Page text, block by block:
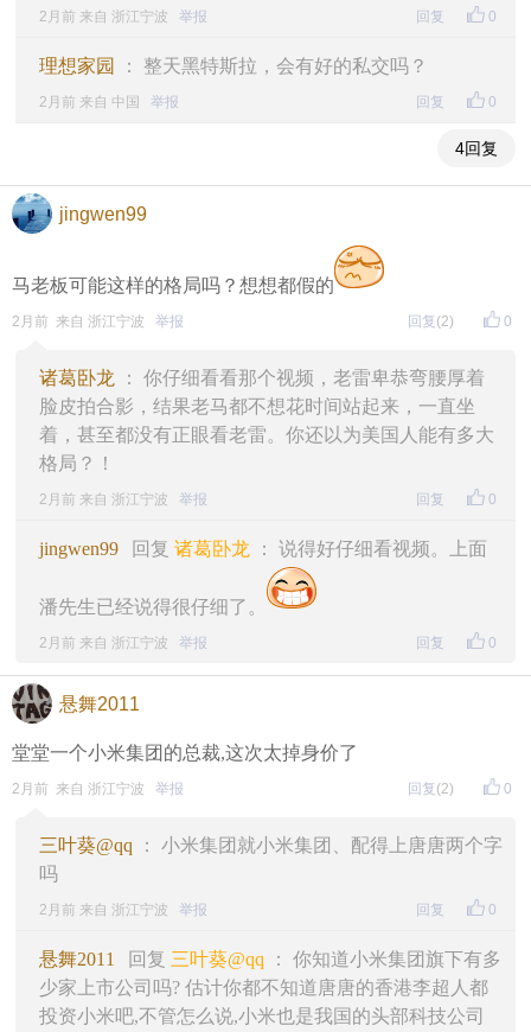
0
2月前 来自 浙江宁波 举报 回复
理想家园 ： 整天黑特斯拉，会有好的私交吗？
0
2月前 来自 中国 举报 回复
4回复
jingwen99
马老板可能这样的格局吗？想想都假的
0
2月前 来自 浙江宁波 举报 回复 (2)
诸葛卧龙 ： 你仔细看看那个视频，老雷卑恭弯腰厚着
脸皮拍合影，结果老马都不想花时间站起来，一直坐
着，甚至都没有正眼看老雷。你还以为美国人能有多大
格局？！
0
2月前 来自 浙江宁波 举报 回复
jingwen99 回复 诸葛卧龙 ： 说得好仔细看视频。上面
潘先生已经说得很仔细了。
0
2月前 来自 浙江宁波 举报 回复
悬舞2011
堂堂一个小米集团的总裁,这次太掉身价了
0
2月前 来自 浙江宁波 举报 回复 (2)
三叶葵@qq ： 小米集团就小米集团、配得上唐唐两个字
吗
0
2月前 来自 浙江宁波 举报 回复
悬舞2011 回复 三叶葵@qq ： 你知道小米集团旗下有多
少家上市公司吗? 估计你都不知道唐唐的香港李超人都
投资小米吧,不管怎么说,小米也是我国的头部科技公司